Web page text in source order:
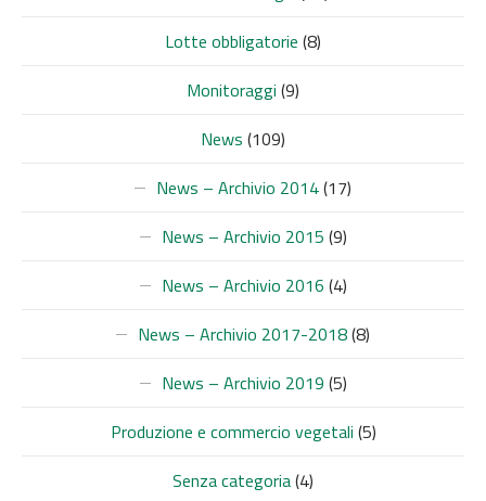
Lotte obbligatorie (8)
Monitoraggi (9)
News (109)
News – Archivio 2014(17)
News – Archivio 2015 (9)
News – Archivio 2016 (4)
News – Archivio 2017-2018(8)
News – Archivio 2019 (5)
Produzione e commercio vegetali (5)
Senza categoria(4)